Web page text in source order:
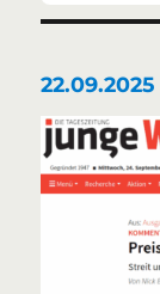
22.09.2025